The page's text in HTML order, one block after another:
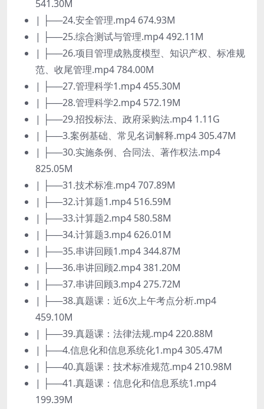
541.30M
| ├──24.安全管理.mp4 674.93M
| ├──25.综合测试与管理.mp4 492.11M
| ├──26.项目管理成熟度模型、知识产权、标准规
范、收尾管理.mp4 784.00M
| ├──27.管理科学1.mp4 455.30M
| ├──28.管理科学2.mp4 572.19M
| ├──29.招投标法、政府采购法.mp4 1.11G
| ├──3.案例基础、常见名词解释.mp4 305.47M
| ├──30.实施条例、合同法、著作权法.mp4
825.05M
| ├──31.技术标准.mp4 707.89M
| ├──32.计算题1.mp4 516.59M
| ├──33.计算题2.mp4 580.58M
| ├──34.计算题3.mp4 626.01M
| ├──35.串讲回顾1.mp4 344.87M
| ├──36.串讲回顾2.mp4 381.20M
| ├──37.串讲回顾3.mp4 275.72M
| ├──38.真题课：近6次上午考点分析.mp4
459.10M
| ├──39.真题课：法律法规.mp4 220.88M
| ├──4.信息化和信息系统化1.mp4 305.47M
| ├──40.真题课：技术标准规范.mp4 210.98M
| ├──41.真题课：信息化和信息系统1.mp4
199.39M